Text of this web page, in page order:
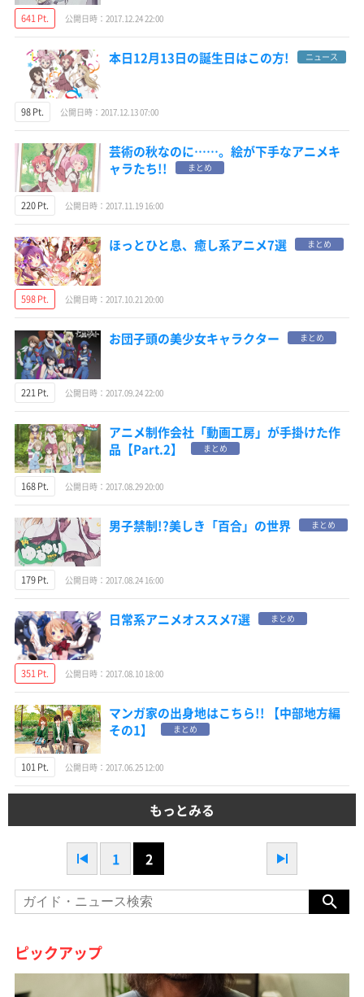
641 Pt. 公開日時：2017.12.24 22:00
本日12月13日の誕生日はこの方! ニュース
98 Pt. 公開日時：2017.12.13 07:00
芸術の秋なのに……。絵が下手なアニメキ
ャラたち!!
まとめ
220 Pt. 公開日時：2017.11.19 16:00
ほっとひと息、癒し系アニメ7選 まとめ
598 Pt. 公開日時：2017.10.21 20:00
お団子頭の美少女キャラクター まとめ
221 Pt. 公開日時：2017.09.24 22:00
アニメ制作会社「動画工房」が手掛けた作
品【Part.2】
まとめ
168 Pt. 公開日時：2017.08.29 20:00
男子禁制!?美しき「百合」の世界 まとめ
179 Pt. 公開日時：2017.08.24 16:00
日常系アニメオススメ7選 まとめ
351 Pt. 公開日時：2017.08.10 18:00
マンガ家の出身地はこちら!! 【中部地方編
その1】
まとめ
101 Pt. 公開日時：2017.06.25 12:00
もっとみる
1 2
ピックアップ